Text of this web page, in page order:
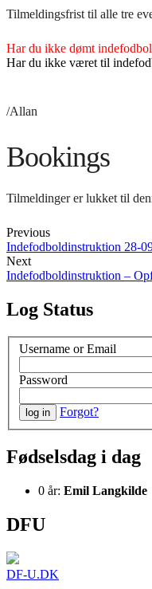
Tilmeldingsfrist til alle tre
Har du ikke dømt
Har du ikke været til
/Allan
Bookings
Tilmeldinger er lukket til
Previous
Indefodboldinstruktion 28-
Next
Indefodboldinstruktion –
Log Status
Username or Email
Password
Forgot?
Fødselsdag i dag
0 år: Emil Langkilde
DFU
DF-U.DK